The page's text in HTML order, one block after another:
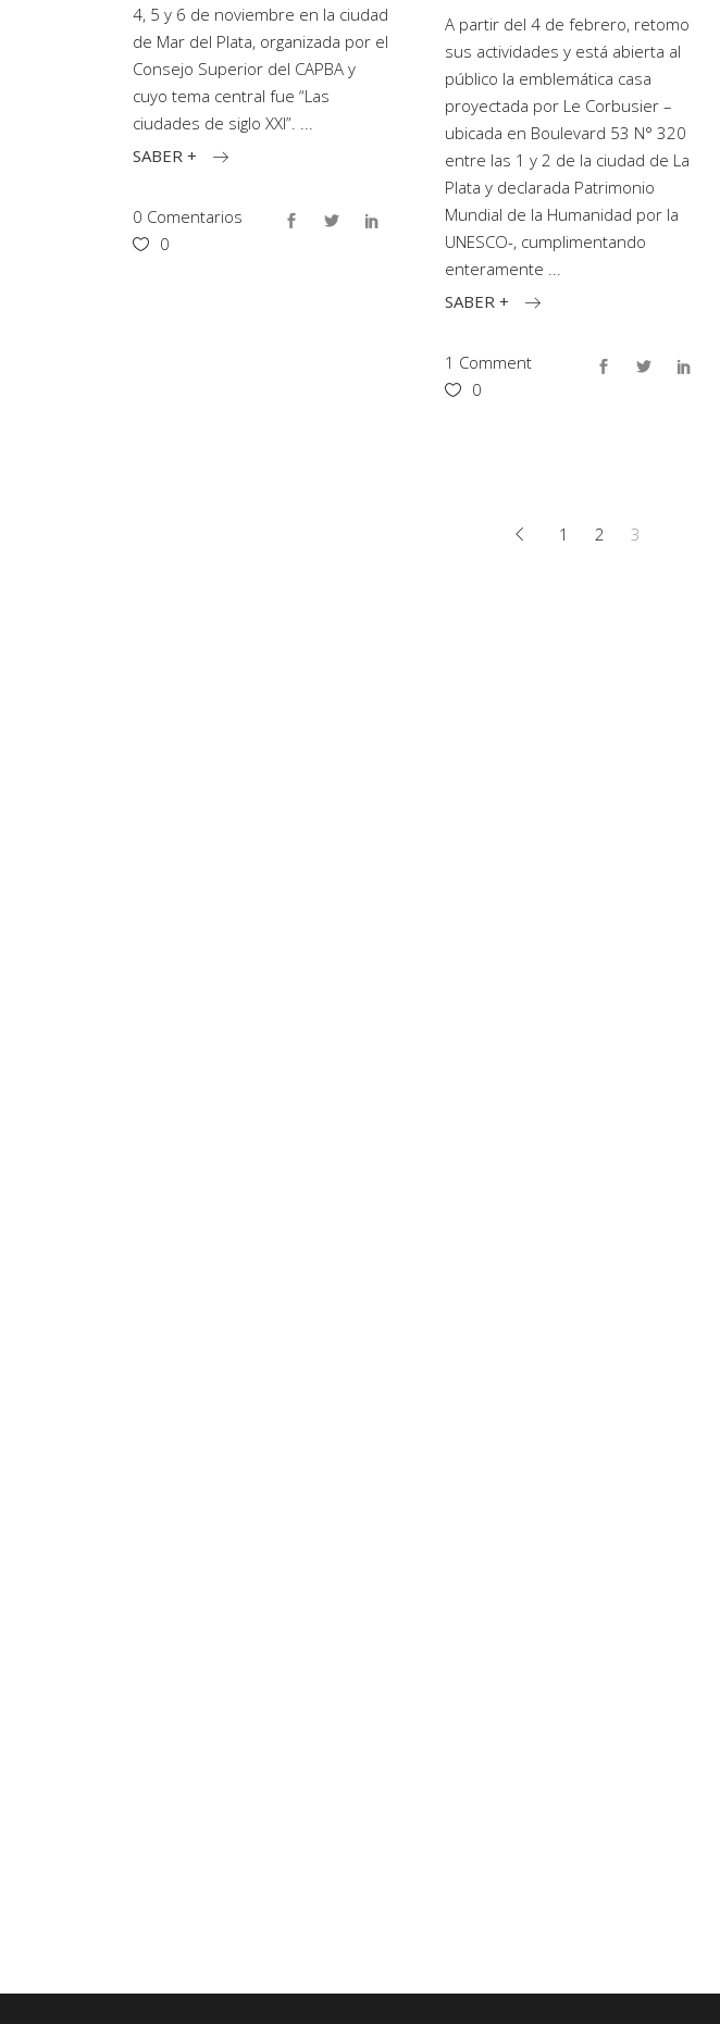
A partir del 4 de febrero, retomo
sus actividades y está abierta al
público la emblemática casa
proyectada por Le Corbusier –
ubicada en Boulevard 53 N° 320
entre las 1 y 2 de la ciudad de La
Plata y declarada Patrimonio
Mundial de la Humanidad por la
UNESCO-, cumplimentando
enteramente
SABER +
1 Comment
0
4, 5 y 6 de noviembre en la ciudad
de Mar del Plata, organizada por el
Consejo Superior del CAPBA y
cuyo tema central fue “Las
ciudades de siglo XXI”.
SABER +
0 Comentarios
0
1 2 3